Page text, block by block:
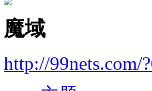
魔域
http://99nets.com/